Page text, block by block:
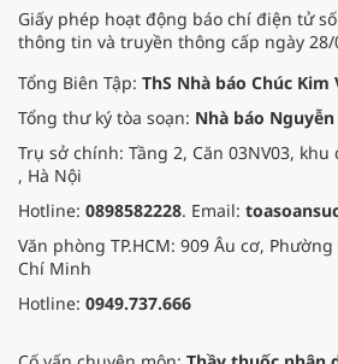
hàng tốt
chức uy tín
Finance.
Giấy phép hoạt động báo chí điện tử số
thông tin và truyền thông cấp ngày 28/
Tổng Biên Tập: ThS Nhà báo Chúc Kim
Tổng thư ký tòa soạn: Nhà báo Nguyễn
Trụ sở chính: Tầng 2, Căn 03NV03,
, Hà Nội
Hotline: 0898582228. Email:
Văn phòng TP.HCM: 909 Âu cơ,
Chí Minh
Hotline: 0949.737.666